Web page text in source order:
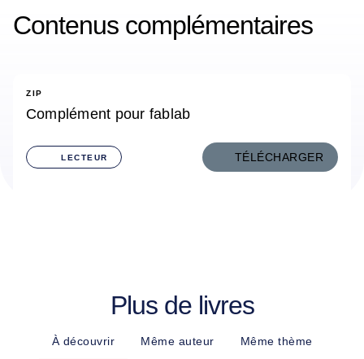
Contenus complémentaires
ZIP
Complément pour fablab
LECTEUR TÉLÉCHARGER
Plus de livres
À découvrir Même auteur Même thème